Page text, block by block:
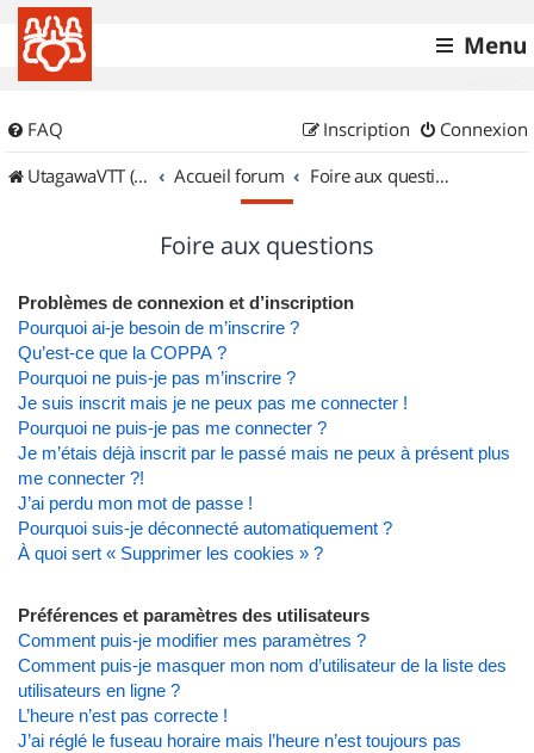
Menu
FAQ Connexion
Inscription
UtagawaVTT (Randos VTT et VTTAE avec traces GPS)
Accueil forum Foire aux questions
Foire aux questions
Problèmes de connexion et d’inscription
Pourquoi ai-je besoin de m’inscrire ?
Qu’est-ce que la COPPA ?
Pourquoi ne puis-je pas m’inscrire ?
Je suis inscrit mais je ne peux pas me connecter !
Pourquoi ne puis-je pas me connecter ?
Je m’étais déjà inscrit par le passé mais ne peux à présent plus
me connecter ?!
J’ai perdu mon mot de passe !
Pourquoi suis-je déconnecté automatiquement ?
À quoi sert « Supprimer les cookies » ?
Préférences et paramètres des utilisateurs
Comment puis-je modifier mes paramètres ?
Comment puis-je masquer mon nom d’utilisateur de la liste des
utilisateurs en ligne ?
L’heure n’est pas correcte !
J’ai réglé le fuseau horaire mais l’heure n’est toujours pas